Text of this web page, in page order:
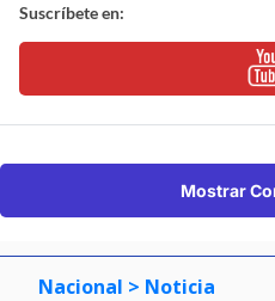
Suscríbete en:
Mostrar
Nacional > Noticia